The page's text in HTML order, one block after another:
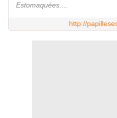
Estomaquées....
http://